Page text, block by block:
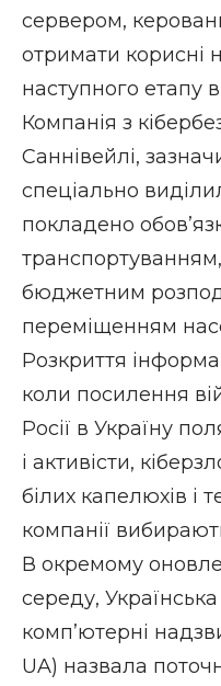
сервером,
отримати корисні
наступного етапу
Компанія з
Саннівейлі,
спеціально
покладено
бюджетним
переміщенням
Розкриття
коли посилення
Росії в Україну
і активісти,
білих капелюхів і
компанії
В окремому
середу,
комп’ютерні
UA) назвала